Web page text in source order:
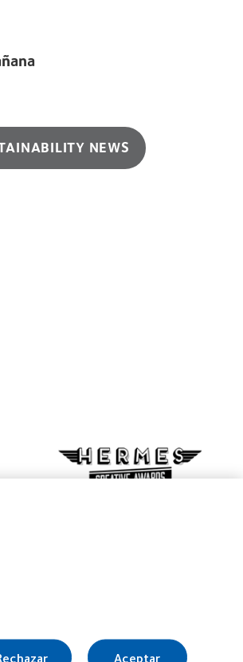
NEWS
de privacidad
Aceptar